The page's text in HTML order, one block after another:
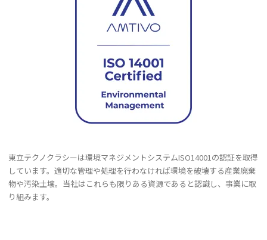
東立テクノクラシーは環境マネジメントシステムISO14001の認証を取得
しています。適切な管理や処理を行わなければ環境を破壊する産業廃棄
物や汚染土壌。当社はこれらも限りある資源であると認識し、事業に取
り組みます。